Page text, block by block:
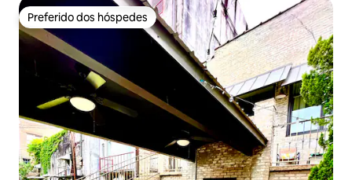
Preferido dos hóspedes
Preferido dos hóspedes